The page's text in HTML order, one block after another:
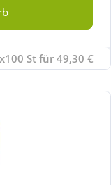
St für 49,30 €